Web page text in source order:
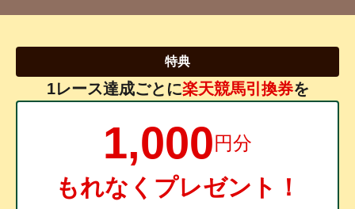
特典
1レース達成ごとに楽天競馬引換券を
1,000 円分
もれなくプレゼント！